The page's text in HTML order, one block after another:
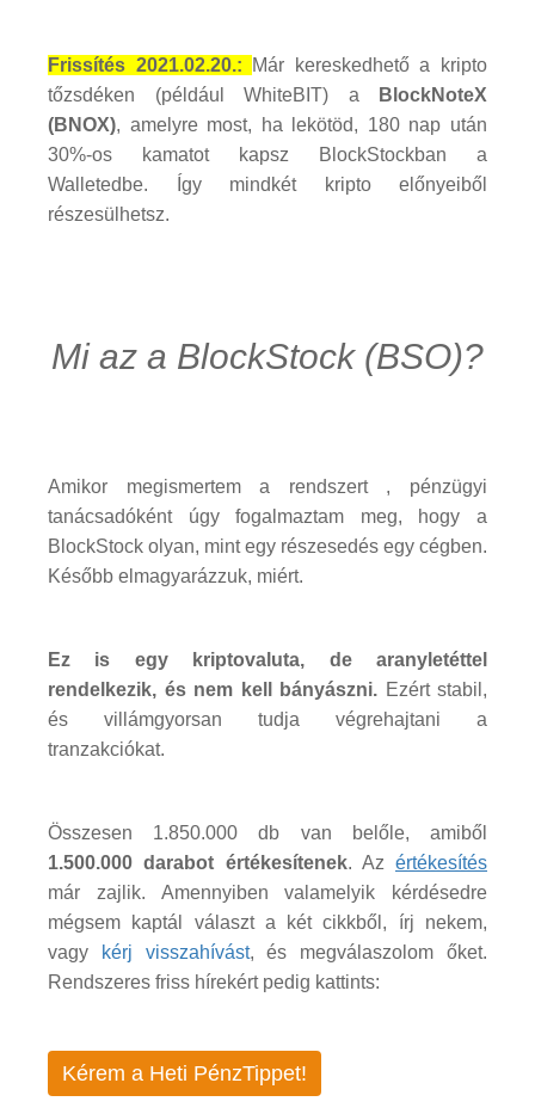
Frissítés 2021.02.20.:
Már kereskedhető a kripto
tőzsdéken (például WhiteBIT) a
BlockNoteX
(BNOX), amelyre most, ha lekötöd, 180 nap után
30%-os kamatot kapsz BlockStockban a
Walletedbe. Így mindkét kripto előnyeiből
részesülhetsz.
Mi az a BlockStock (BSO)?
Amikor megismertem a rendszert , pénzügyi
tanácsadóként úgy fogalmaztam meg, hogy a
BlockStock olyan, mint egy részesedés egy cégben.
Később elmagyarázzuk, miért.
Ez is egy kriptovaluta, de aranyletéttel
rendelkezik, és nem kell bányászni. Ezért stabil,
és villámgyorsan tudja végrehajtani a
tranzakciókat.
Összesen 1.850.000 db van belőle, amiből
1.500.000 darabot értékesítenek. Az értékesítés
már zajlik. Amennyiben valamelyik kérdésedre
mégsem kaptál választ a két cikkből, írj nekem,
vagy
kérj visszahívást, és megválaszolom őket.
Rendszeres friss hírekért pedig kattints:
Kérem a Heti PénzTippet!